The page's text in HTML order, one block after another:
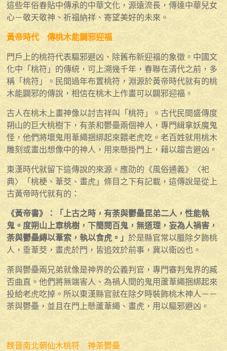
這些年俗春貼中傳承的中華文化，源遠流長，傳達中華兒女
心－敬天敬神、祈福納祥、寄望美好的未來。
黃帝時代 傳桃木能闢邪迎福
門戶上的桃符代表驅邪避凶、除舊布新迎福的象徵。中國文
化中「桃符」的傳統，可上溯幾千年，春聯在清代之前，多
稱「桃符」。民間過年布置桃符，淵源於黃帝時代就有的桃
木能闢邪的傳說，相信在桃木上作畫可以闢邪迎福。
古人在桃木上畫神像以討吉祥叫「桃符」。古代民間盛傳度
朔山的巨大桃樹下，有荼和鬱壘兩個神人，專門緝拿妖魔鬼
怪，他們將壞鬼用葦繩捆綁起來餵老虎吃。老百姓就用桃木
雕刻或畫出想像中的神人，用來懸掛門上，藉以趨吉避凶。
東漢時代就留下這傳說的來源。應劭的《風俗通義》〈祀
典〉「桃梗、葦茭、畫虎」條目之下有記載，這傳說是從上
古黃帝時代就有的：
《黃帝書》：「上古之時，有荼與鬱壘昆弟二人，性能執
鬼。度朔山上章桃樹，下簡閱百鬼，無道理，妄為人禍害，
荼與鬱壘縳以葦索，執以食虎。」於是縣官常以臘除夕飾桃
人，垂葦茭，畫虎於門，皆追效於前事，冀以衛凶也。
荼與鬱壘兩兄弟就像是神界的公義判官，專門審判鬼界的臧
否曲直。他們將無端害人、為禍人間的鬼用蘆葦繩捆綁起來
投給老虎吃掉。所以東漢縣官就在除夕時裝飾桃木神人－－
荼與鬱壘，並且在門上懸蘆葦繩、畫虎，用以驅邪避凶。
魏晉南北朝仙木桃符 神荼鬱壘